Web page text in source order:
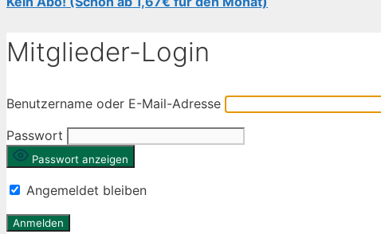
Mitglieder-Login
Benutzername oder E-Mail-Adresse
Passwort
Passwort anzeigen
Angemeldet bleiben